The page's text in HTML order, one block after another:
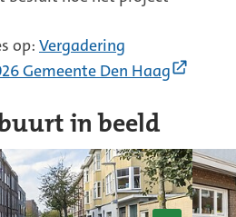
op: Vergadering
Gemeente Den Haag
in beeld